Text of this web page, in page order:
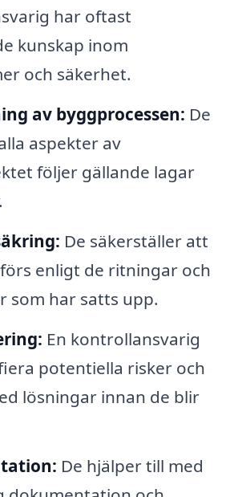
har oftast
kunskap inom
och säkerhet.
av byggprocessen: De
aspekter av
följer gällande lagar
De säkerställer att
enligt de ritningar och
som har satts upp.
En kontrollansvarig
potentiella risker och
lösningar innan de blir
De hjälper till med